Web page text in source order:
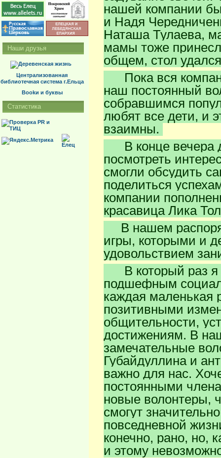
нашей компании
и Надя
Наташа Тулаева,
мамы тоже
общем, стол
Пока вся
наш постоянный
собравшимся
любят все дети, и
взаимны.
В конце вечера
посмотреть
смогли обсудить
поделиться
компании
красавица Лика
В нашем
игры, которыми и
удовольствием
В который раз я
подшефным
каждая маленькая
позитивными
общительности,
достижениям. В
замечательные
Губайдуллина и
важно для нас.
постоянными
новые волонтеры,
смогут
повседневной
конечно, рано, но,
и этому
Наши друзья
Централизованная
библиотечная система г.Ельца
Bookи и буквы
Статистика